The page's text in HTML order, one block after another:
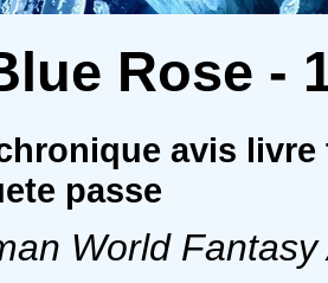
Rose -
avis
passe
World